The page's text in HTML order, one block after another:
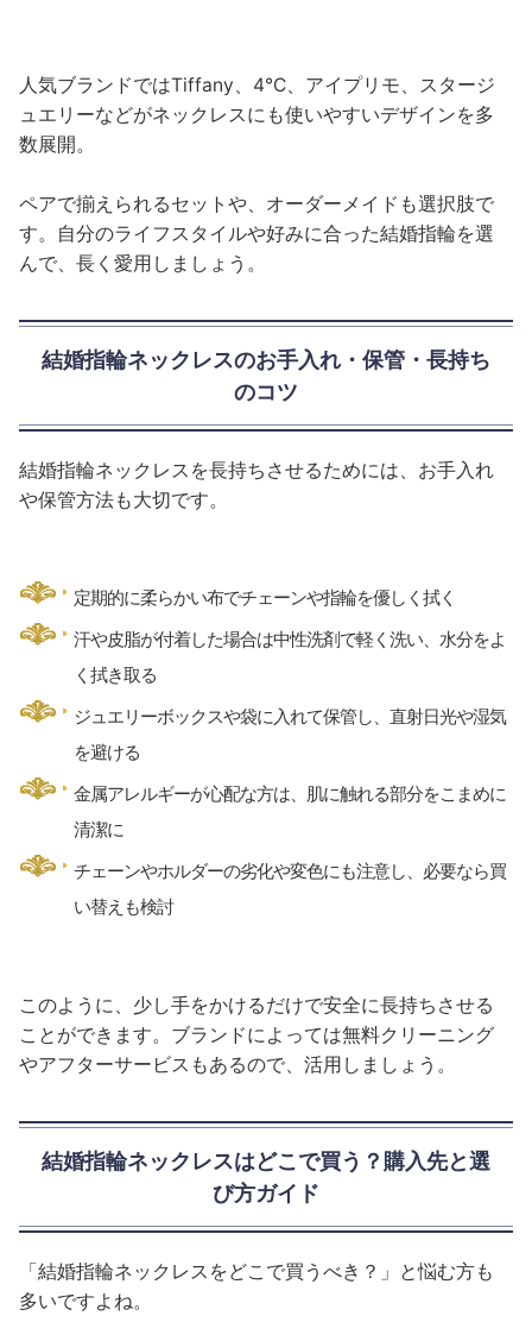
人気ブランドではTiffany、4℃、アイプリモ、スタージ
ュエリーなどがネックレスにも使いやすいデザインを多
数展開。
ペアで揃えられるセットや、オーダーメイドも選択肢で
す。自分のライフスタイルや好みに合った結婚指輪を選
んで、長く愛用しましょう。
結婚指輪ネックレスのお手入れ・保管・長持ち
のコツ
結婚指輪ネックレスを長持ちさせるためには、お手入れ
や保管方法も大切です。
定期的に柔らかい布でチェーンや指輪を優しく拭く
汗や皮脂が付着した場合は中性洗剤で軽く洗い、水分をよ
く拭き取る
ジュエリーボックスや袋に入れて保管し、直射日光や湿気
を避ける
金属アレルギーが心配な方は、肌に触れる部分をこまめに
清潔に
チェーンやホルダーの劣化や変色にも注意し、必要なら買
い替えも検討
このように、少し手をかけるだけで安全に長持ちさせる
ことができます。ブランドによっては無料クリーニング
やアフターサービスもあるので、活用しましょう。
結婚指輪ネックレスはどこで買う？購入先と選
び方ガイド
「結婚指輪ネックレスをどこで買うべき？」と悩む方も
多いですよね。